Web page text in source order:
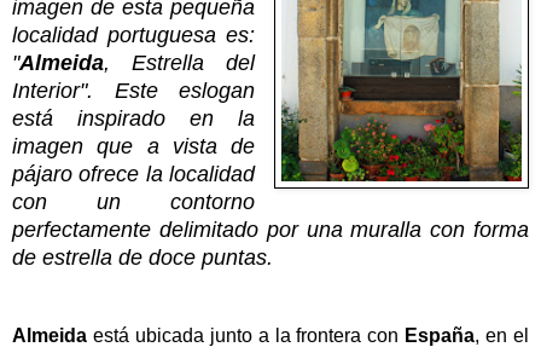
imagen de esta pequeña
localidad portuguesa es:
"Almeida, Estrella del
Interior". Este eslogan
está inspirado en la
imagen que a vista de
pájaro ofrece la localidad
con un contorno
perfectamente delimitado por una muralla con forma
de estrella de doce puntas.
Almeida está ubicada junto a la frontera con España, en el